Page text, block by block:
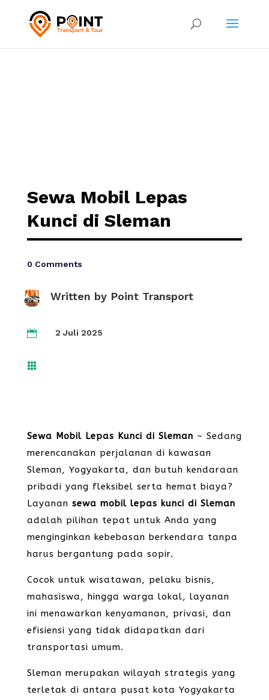
Sewa Mobil Lepas
Kunci di Sleman
0 Comments
Written by Point Transport
 2 Juli 2025

Sewa Mobil Lepas Kunci di Sleman ~ Sedang
merencanakan perjalanan di kawasan
Sleman, Yogyakarta, dan butuh kendaraan
pribadi yang fleksibel serta hemat biaya?
Layanan sewa mobil lepas kunci di Sleman
adalah pilihan tepat untuk Anda yang
menginginkan kebebasan berkendara tanpa
harus bergantung pada sopir.
Cocok untuk wisatawan, pelaku bisnis,
mahasiswa, hingga warga lokal, layanan
ini menawarkan kenyamanan, privasi, dan
efisiensi yang tidak didapatkan dari
transportasi umum.
Sleman merupakan wilayah strategis yang
terletak di antara pusat kota Yogyakarta